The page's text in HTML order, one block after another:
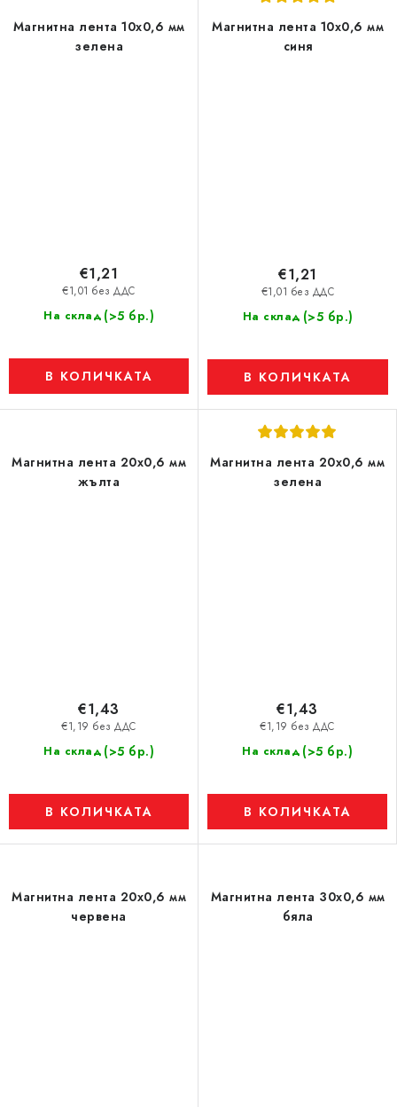
Магнитна лента 10x0,6 мм
зелена
На склад (>5 бр.)
€1,01 без ДДС
€1,21
В КОЛИЧКАТА
Магнитна лента 10x0,6 мм
синя
На склад (>5 бр.)
€1,01 без ДДС
€1,21
В КОЛИЧКАТА
Магнитна лента 20x0,6 мм
жълта
На склад (>5 бр.)
€1,19 без ДДС
€1,43
В КОЛИЧКАТА
Магнитна лента 20x0,6 мм
зелена
На склад (>5 бр.)
€1,19 без ДДС
€1,43
В КОЛИЧКАТА
Магнитна лента 20x0,6 мм
червена
Магнитна лента 30x0,6 мм
бяла